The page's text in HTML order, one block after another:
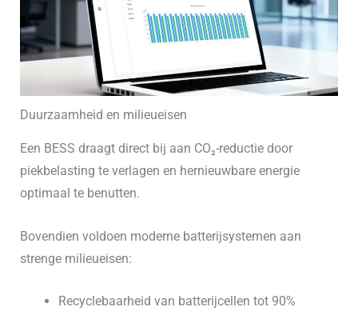
Duurzaamheid en milieueisen
Een BESS draagt direct bij aan CO₂-reductie door
piekbelasting te verlagen en hernieuwbare energie
optimaal te benutten.
Bovendien voldoen moderne batterijsystemen aan
strenge milieueisen:
Recyclebaarheid van batterijcellen tot 90%